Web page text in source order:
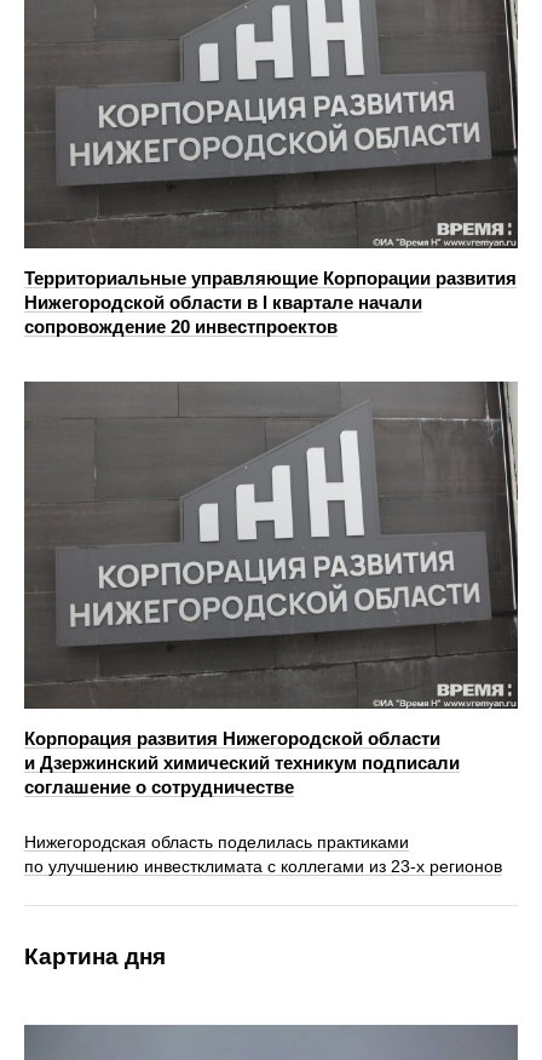
Территориальные управляющие Корпорации развития
Нижегородской области в I квартале начали
сопровождение 20 инвестпроектов
Корпорация развития Нижегородской области
и Дзержинский химический техникум подписали
соглашение о сотрудничестве
Нижегородская область поделилась практиками
по улучшению инвестклимата с коллегами из 23-х регионов
Картина дня